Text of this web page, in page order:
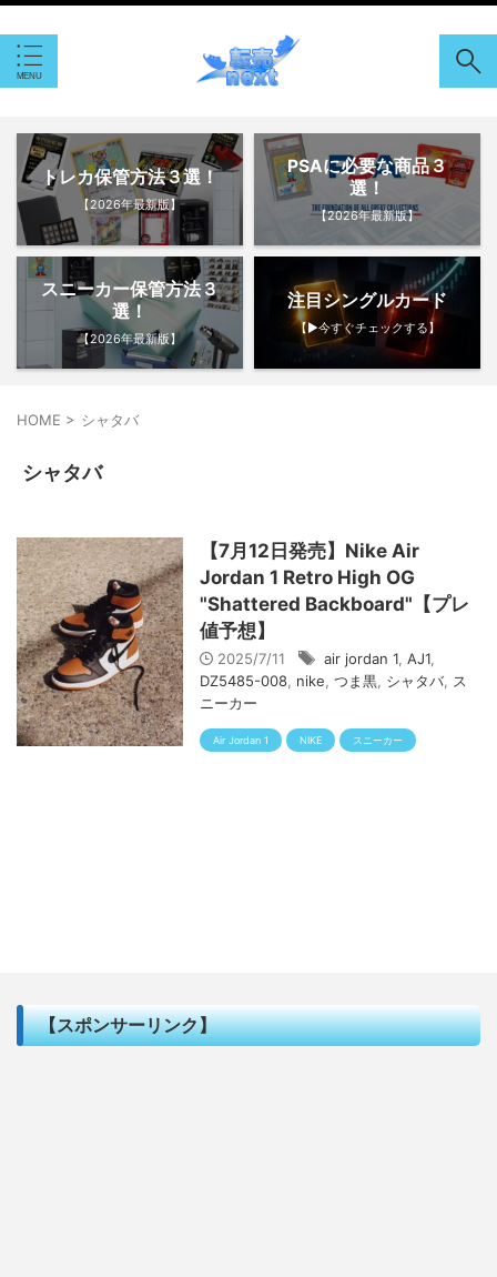
トレカ保管方法３選！
【2026年最新版】
PSAに必要な商品３
選！
【2026年最新版】
スニーカー保管方法３
選！
【2026年最新版】
注目シングルカード
【▶︎今すぐチェックする】
HOME > シャタバ
シャタバ
【7月12日発売】Nike Air
Jordan 1 Retro High OG
"Shattered Backboard"【プレ
値予想】
2025/7/11 air jordan 1 AJ1
DZ5485-008 nike つま黒 シャタバ, ス
ニーカー
Air Jordan 1 NIKE スニーカー
【スポンサーリンク】